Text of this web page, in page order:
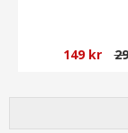
149 kr